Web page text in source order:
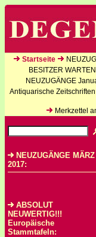
Startseite
BESITZER
NEUZUGÄNGE
Antiquarische Zeitschriften
Merkzettel
NEUZUGÄNGE MÄRZ
2017:
ABSOLUT
NEUWERTIG!!!
Europäische
Stammtafeln: